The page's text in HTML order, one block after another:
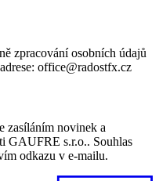
zpracování osobních údajů
office@radostfx.cz
zasíláním novinek a
GAUFRE s.r.o.. Souhlas
odkazu v e-mailu.